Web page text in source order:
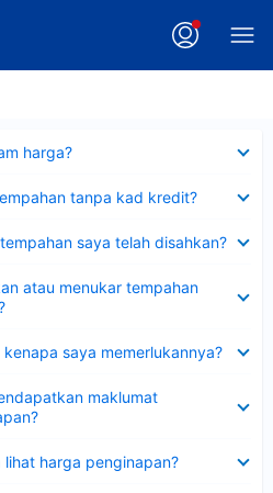
harga?
tanpa kad kredit?
saya telah disahkan?
atau menukar tempahan
saya memerlukannya?
maklumat
harga penginapan?